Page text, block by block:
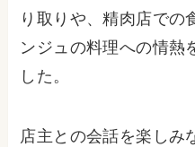
り取りや、精肉店での
ンジュの料理への情熱
した。
店主との会話を楽しみ